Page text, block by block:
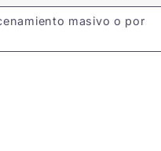
masivo o por